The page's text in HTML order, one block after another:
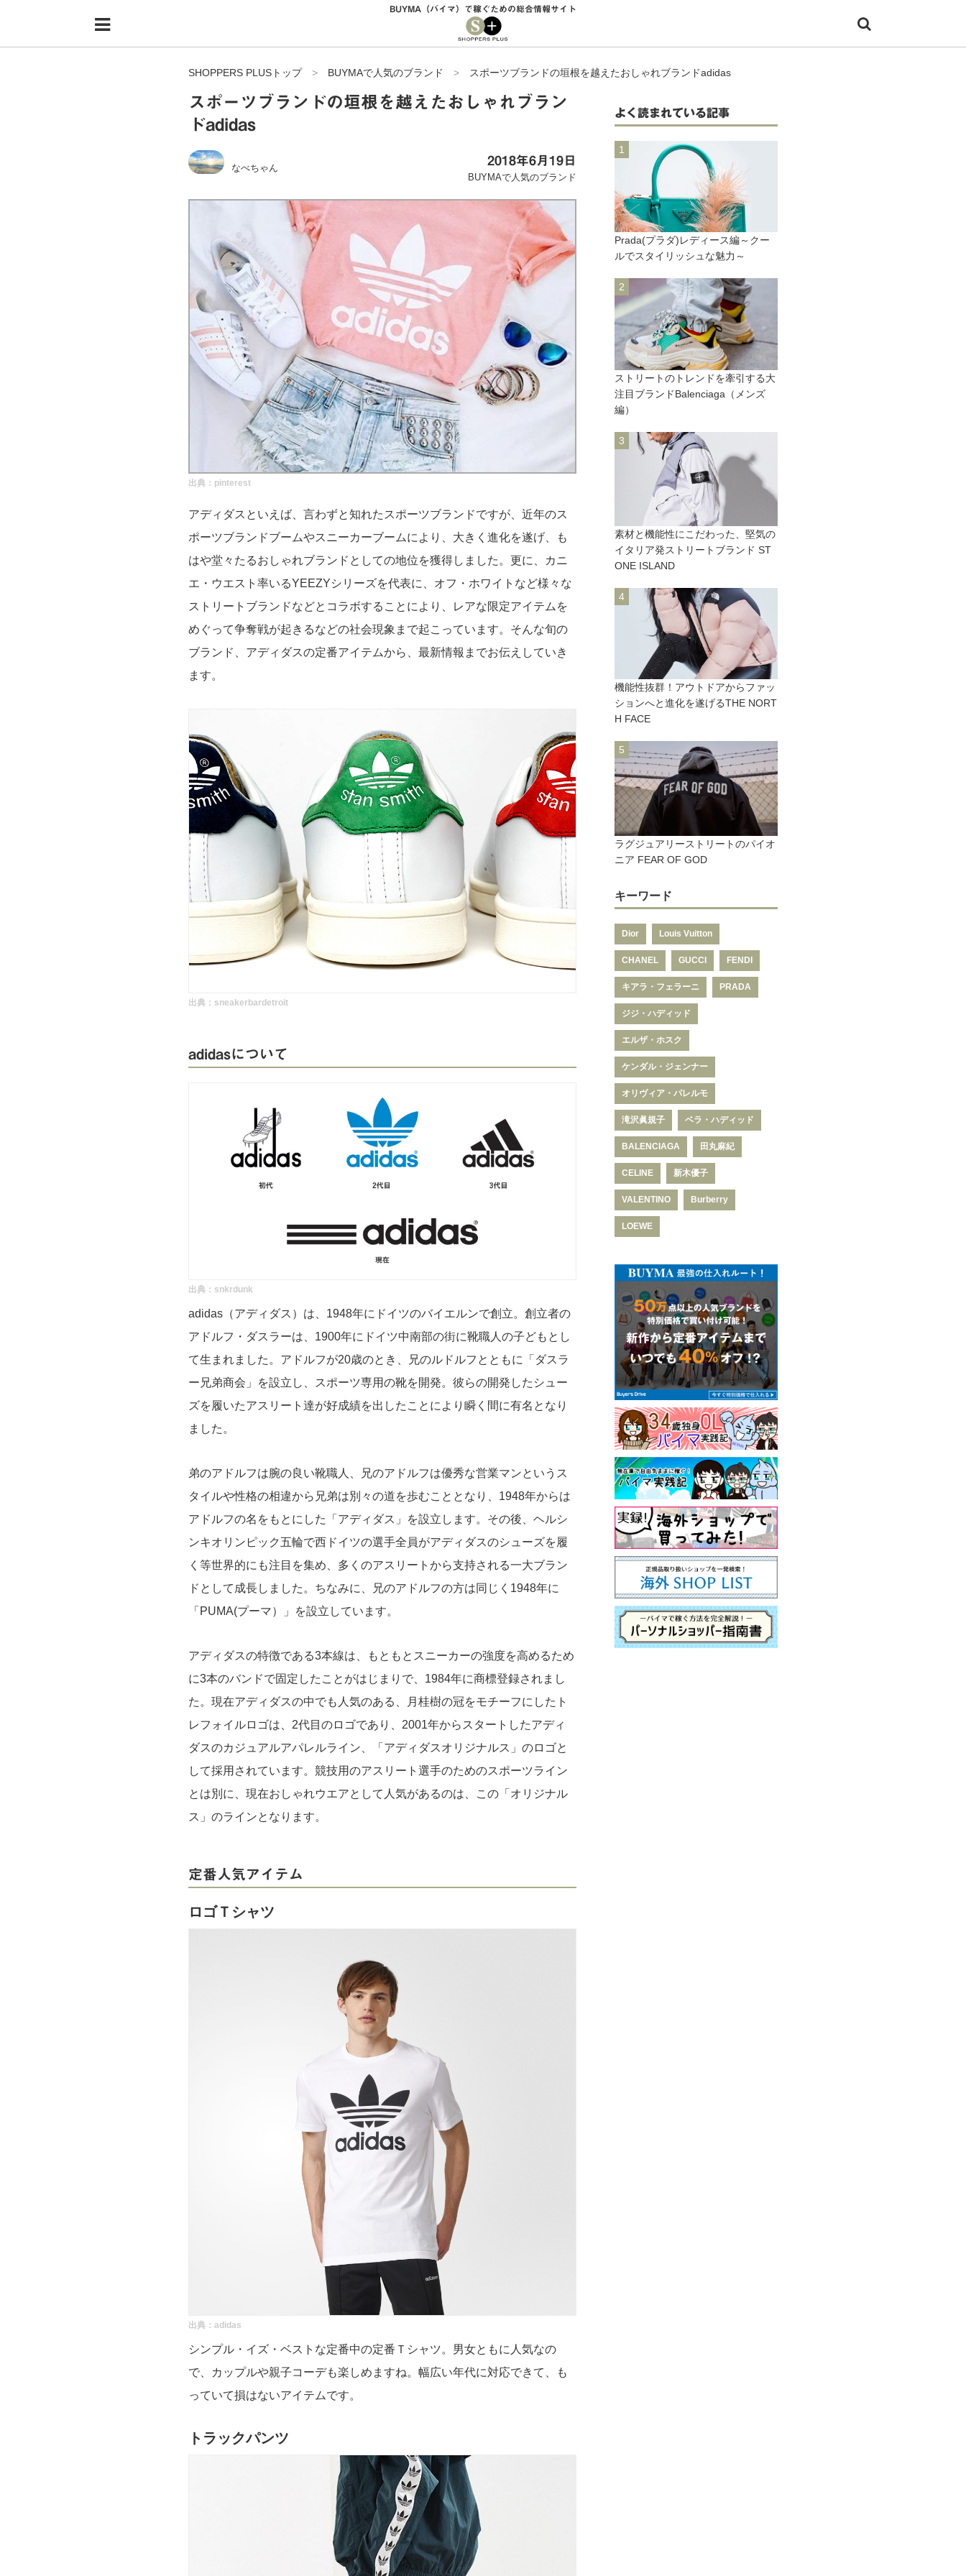
HOME
バイマの疑問に現役パーソナルショッパーが答えてみた
バイマ活動の疑問に売れっ子現役バイヤーが答えてみた
BUYMA（バイマ）で稼ぐための総合情報サイト
SHOPPERS PLUSトップ> BUYMAで人気のブランド > スポーツブランドの垣根を越えたおしゃれブランドadidas
スポーツブランドの垣根を越えたおしゃれブラン
ドadidas
なべちゃん
2018年6月19日
BUYMAで人気のブランド
出典： pinterest
アディダスといえば、言わずと知れたスポーツブランドですが、近年のス
ポーツブランドブームやスニーカーブームにより、大きく進化を遂げ、も
はや堂々たるおしゃれブランドとしての地位を獲得しました。更に、カニ
エ・ウエスト率いるYEEZYシリーズを代表に、オフ・ホワイトなど様々な
ストリートブランドなどとコラボすることにより、レアな限定アイテムを
めぐって争奪戦が起きるなどの社会現象まで起こっています。そんな旬の
ブランド、アディダスの定番アイテムから、最新情報までお伝えしていき
ます。
出典： sneakerbardetroit
adidasについて
出典： snkrdunk
adidas（アディダス）は、1948年にドイツのバイエルンで創立。創立者の
アドルフ・ダスラーは、1900年にドイツ中南部の街に靴職人の子どもとし
て生まれました。アドルフが20歳のとき、兄のルドルフとともに「ダスラ
ー兄弟商会」を設立し、スポーツ専用の靴を開発。彼らの開発したシュー
ズを履いたアスリート達が好成績を出したことにより瞬く間に有名となり
ました。
弟のアドルフは腕の良い靴職人、兄のアドルフは優秀な営業マンというス
タイルや性格の相違から兄弟は別々の道を歩むこととなり、1948年からは
アドルフの名をもとにした「アディダス」を設立します。その後、ヘルシ
ンキオリンピック五輪で西ドイツの選手全員がアディダスのシューズを履
く等世界的にも注目を集め、多くのアスリートから支持される一大ブラン
ドとして成長しました。ちなみに、兄のアドルフの方は同じく1948年に
「PUMA(プーマ）」を設立しています。
アディダスの特徴である3本線は、もともとスニーカーの強度を高めるため
に3本のバンドで固定したことがはじまりで、1984年に商標登録されまし
た。現在アディダスの中でも人気のある、月桂樹の冠をモチーフにしたト
レフォイルロゴは、2代目のロゴであり、2001年からスタートしたアディ
ダスのカジュアルアパレルライン、「アディダスオリジナルス」のロゴと
して採用されています。競技用のアスリート選手のためのスポーツライン
とは別に、現在おしゃれウエアとして人気があるのは、この「オリジナル
ス」のラインとなります。
定番人気アイテム
ロゴＴシャツ
出典： adidas
シンプル・イズ・ベストな定番中の定番Ｔシャツ。男女ともに人気なの
で、カップルや親子コーデも楽しめますね。幅広い年代に対応できて、も
っていて損はないアイテムです。
トラックパンツ
よく読まれている記事
Prada(プラダ)レディース編～クー
ルでスタイリッシュな魅力～
ストリートのトレンドを牽引する大
注目ブランドBalenciaga（メンズ
編）
素材と機能性にこだわった、堅気の
イタリア発ストリートブランド ST
ONE ISLAND
機能性抜群！アウトドアからファッ
ションへと進化を遂げるTHE NORT
H FACE
ラグジュアリーストリートのパイオ
ニア FEAR OF GOD
キーワード
Dior Louis Vuitton
CHANEL GUCCI FENDI
キアラ・フェラーニ PRADA
ジジ・ハディッド
エルザ・ホスク
ケンダル・ジェンナー
オリヴィア・パレルモ
滝沢眞規子 ベラ・ハディッド
BALENCIAGA 田丸麻紀
CELINE 新木優子
VALENTINO Burberry
LOEWE